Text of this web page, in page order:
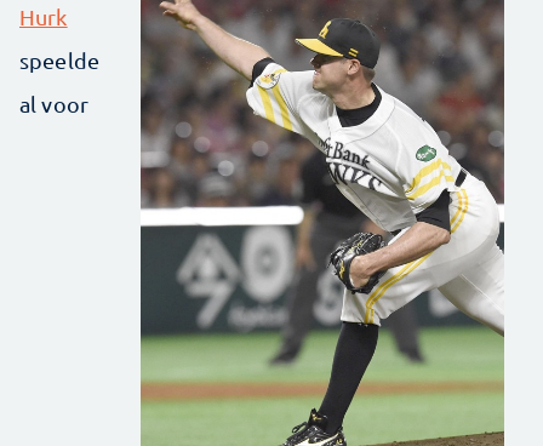
Hurk
speelde
al voor